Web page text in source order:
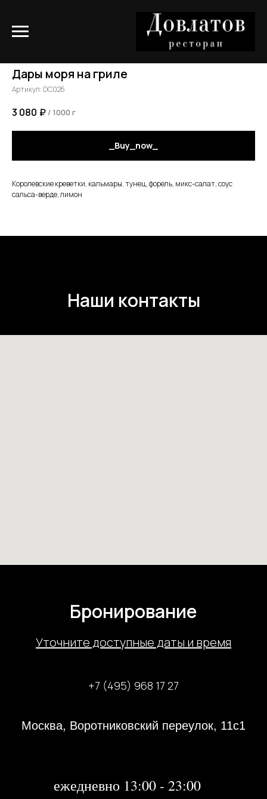
Дары моря на гриле
Артикул: DC02б
3 080 ₽ / 1000 г
_Buy_now_
Королевские креветки, кальмары, тунец, форель, микс-салат, соус
сальса-верде, лимон
Наши контакты
Бронирование
Уточните доступные даты и время
+7 (495) 968 17 27
Москва, Воротниковский переулок, 11с1
ежедневно 13:00 - 23:00